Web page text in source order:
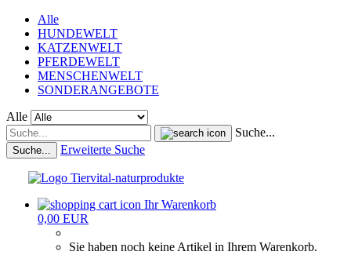
Alle
HUNDEWELT
KATZENWELT
PFERDEWELT
MENSCHENWELT
SONDERANGEBOTE
Alle
Suche...
Suche... Erweiterte Suche
Ihr Warenkorb
0,00 EUR
Sie haben noch keine Artikel in Ihrem Warenkorb.